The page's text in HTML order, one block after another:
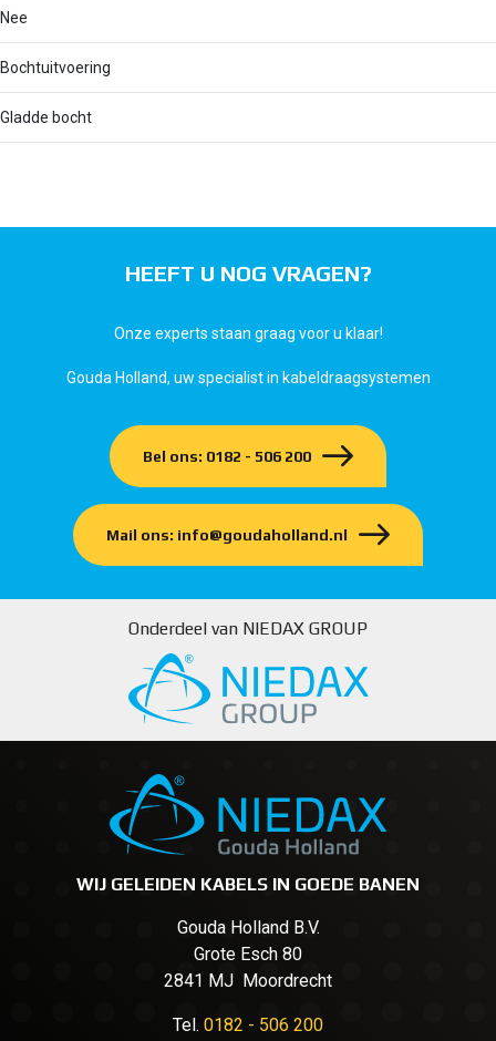
Nee
Bochtuitvoering
Gladde bocht
HEEFT U NOG VRAGEN?
Onze experts staan graag voor u klaar!
Gouda Holland, uw specialist in kabeldraagsystemen
Bel ons: 0182 - 506 200
Mail ons: info@goudaholland.nl
Onderdeel van NIEDAX GROUP
WIJ GELEIDEN KABELS IN GOEDE BANEN
Gouda Holland B.V.
Grote Esch 80
2841 MJ Moordrecht
Tel. 0182 - 506 200